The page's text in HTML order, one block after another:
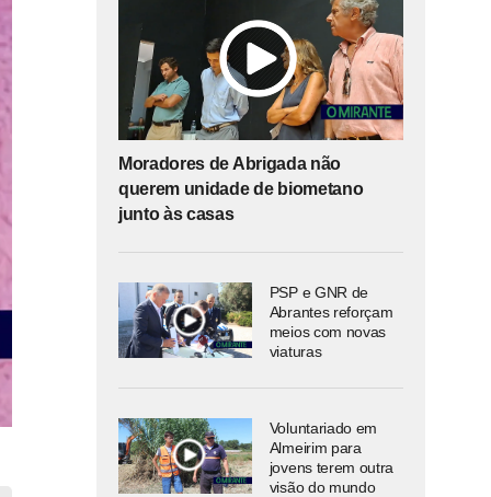
Moradores de Abrigada não
querem unidade de biometano
junto às casas
PSP e GNR de
Abrantes reforçam
meios com novas
viaturas
Voluntariado em
Almeirim para
jovens terem outra
visão do mundo